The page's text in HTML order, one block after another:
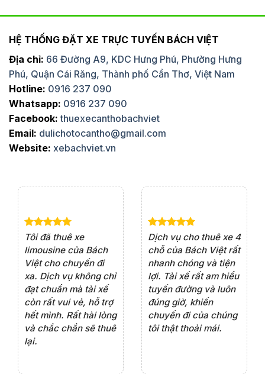
HỆ THỐNG ĐẶT XE TRỰC TUYẾN BÁCH VIỆT
Địa chỉ: 66 Đường A9, KDC Hưng Phú, Phường Hưng
Phú, Quận Cái Răng, Thành phố Cần Thơ, Việt Nam
Hotline: 0916 237 090
Whatsapp: 0916 237 090
Facebook: thuexecanthobachviet
Email: dulichotocantho@gmail.com
Website: xebachviet.vn
Dịch vụ cho thuê xe 7
chỗ của Bách Việt rất
chuyên nghiệp,đặc
biệt tài xế rất nhiệt
tình vui vẻ,sẽ ủng hộ
thường xuyên
Lần đầu thuê xe 16
chỗ tại Bách Việt, tôi
rất hài lòng với chất
lượng xe và sự
chuyên nghiệp của
tài xế. Dịch vụ tận
tâm, chu đáo, sẽ tiếp
tục sử dụng trong